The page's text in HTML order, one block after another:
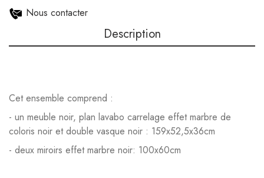
Nous contacter
Description
Cet ensemble comprend :
- un meuble noir, plan lavabo carrelage effet marbre de
coloris noir et double vasque noir : 159x52,5x36cm
- deux miroirs effet marbre noir: 100x60cm